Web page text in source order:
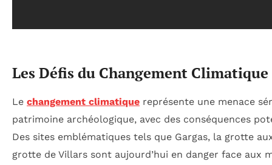
Les Défis du Changement
Le changement climatique représente une menace
patrimoine archéologique, avec des conséquences
Des sites emblématiques tels que Gargas, la grotte
grotte de Villars sont aujourd’hui en danger face aux